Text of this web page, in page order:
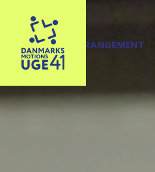
OPRET ARRANGEMENT